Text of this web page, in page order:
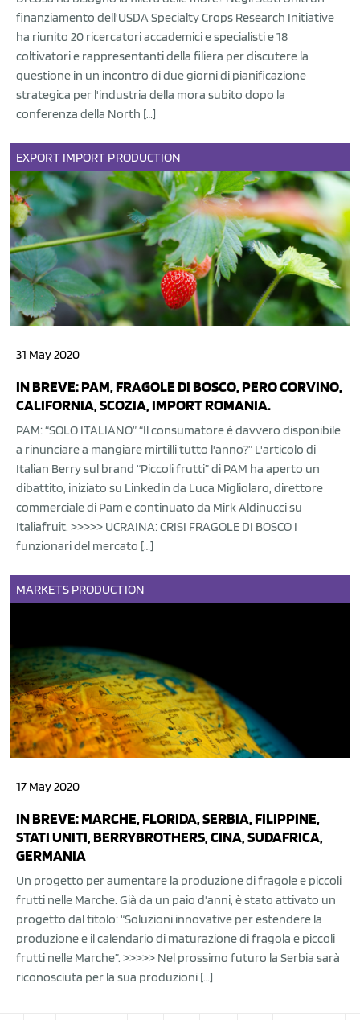
finanziamento dell'USDA Specialty Crops Research Initiative
ha riunito 20 ricercatori accademici e specialisti e 18
coltivatori e rappresentanti della filiera per discutere la
questione in un incontro di due giorni di pianificazione
strategica per l'industria della mora subito dopo la
conferenza della North […]
EXPORT IMPORT PRODUCTION
31 May 2020
IN BREVE: PAM, FRAGOLE DI BOSCO, PERO CORVINO,
CALIFORNIA, SCOZIA, IMPORT ROMANIA.
PAM: “SOLO ITALIANO” “Il consumatore è davvero disponibile
a rinunciare a mangiare mirtilli tutto l'anno?” L'articolo di
Italian Berry sul brand “Piccoli frutti” di PAM ha aperto un
dibattito, iniziato su Linkedin da Luca Migliolaro, direttore
commerciale di Pam e continuato da Mirk Aldinucci su
Italiafruit. >>>>> UCRAINA: CRISI FRAGOLE DI BOSCO I
funzionari del mercato […]
MARKETS PRODUCTION
17 May 2020
IN BREVE: MARCHE, FLORIDA, SERBIA, FILIPPINE,
STATI UNITI, BERRYBROTHERS, CINA, SUDAFRICA,
GERMANIA
Un progetto per aumentare la produzione di fragole e piccoli
frutti nelle Marche. Già da un paio d'anni, è stato attivato un
progetto dal titolo: “Soluzioni innovative per estendere la
produzione e il calendario di maturazione di fragola e piccoli
frutti nelle Marche”. >>>>> Nel prossimo futuro la Serbia sarà
riconosciuta per la sua produzioni […]